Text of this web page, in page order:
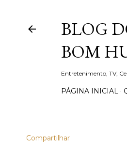
BLOG
BOM
Entretenimento, TV,
PÁGINA INICIAL
Compartilhar